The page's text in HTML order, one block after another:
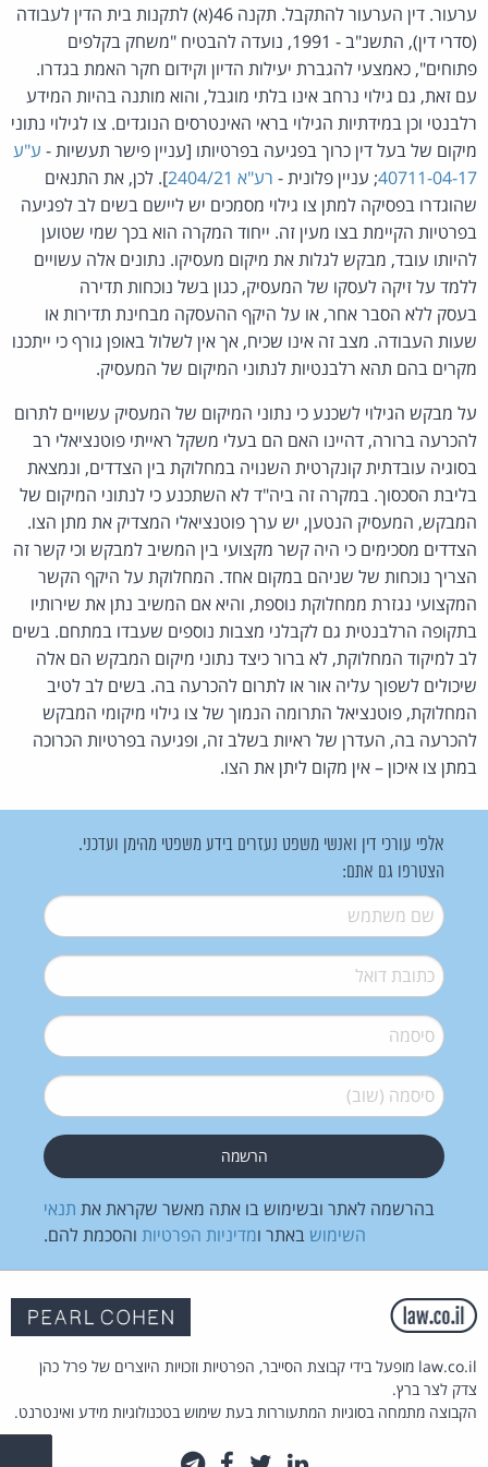
ערעור. דין הערעור להתקבל. תקנה 46(א) לתקנות בית הדין לעבודה
(סדרי דין), התשנ"ב - 1991, נועדה להבטיח "משחק בקלפים
פתוחים", כאמצעי להגברת יעילות הדיון וקידום חקר האמת בגדרו.
עם זאת, גם גילוי נרחב אינו בלתי מוגבל, והוא מותנה בהיות המידע
רלבנטי וכן במידתיות הגילוי בראי האינטרסים הנוגדים. צו לגילוי נתוני
מיקום של בעל דין כרוך בפגיעה בפרטיותו [עניין פישר תעשיות - ע"ע
40711-04-17; עניין פלונית - רע"א 2404/21
]. לכן, את התנאים
שהוגדרו בפסיקה למתן צו גילוי מסמכים יש ליישם בשים לב לפגיעה
בפרטיות הקיימת בצו מעין זה. ייחוד המקרה הוא בכך שמי שטוען
להיותו עובד, מבקש לגלות את מיקום מעסיקו. נתונים אלה עשויים
ללמד על זיקה לעסקו של המעסיק, כגון בשל נוכחות תדירה
בעסק ללא הסבר אחר, או על היקף ההעסקה מבחינת תדירות או
שעות העבודה. מצב זה אינו שכיח, אך אין לשלול באופן גורף כי ייתכנו
מקרים בהם תהא רלבנטיות לנתוני המיקום של המעסיק.
על מבקש הגילוי לשכנע כי נתוני המיקום של המעסיק עשויים לתרום
להכרעה ברורה, דהיינו האם הם בעלי משקל ראייתי פוטנציאלי רב
בסוגיה עובדתית קונקרטית השנויה במחלוקת בין הצדדים, ונמצאת
בליבת הסכסוך. במקרה זה ביה"ד לא השתכנע כי לנתוני המיקום של
המבקש, המעסיק הנטען, יש ערך פוטנציאלי המצדיק את מתן הצו.
הצדדים מסכימים כי היה קשר מקצועי בין המשיב למבקש וכי קשר זה
הצריך נוכחות של שניהם במקום אחד. המחלוקת על היקף הקשר
המקצועי נגזרת ממחלוקת נוספת, והיא אם המשיב נתן את שירותיו
בתקופה הרלבנטית גם לקבלני מצבות נוספים שעבדו במתחם. בשים
לב למיקוד המחלוקת, לא ברור כיצד נתוני מיקום המבקש הם אלה
שיכולים לשפוך עליה אור או לתרום להכרעה בה. בשים לב לטיב
המחלוקת, פוטנציאל התרומה הנמוך של צו גילוי מיקומי המבקש
להכרעה בה, העדרן של ראיות בשלב זה, ופגיעה בפרטיות הכרוכה
במתן צו איכון – אין מקום ליתן את הצו.
אלפי עורכי דין ואנשי משפט נעזרים בידע משפטי מהימן ועדכני.
הצטרפו גם אתם:
שם משתמש*
דואל*
סיסמה*
סיסמה (שוב)*
בהרשמה לאתר ובשימוש בו אתה מאשר שקראת את תנאי
השימוש באתר ומדיניות הפרטיות והסכמת להם.
law.co.il מופעל בידי קבוצת הסייבר, הפרטיות וזכויות היוצרים של פרל כהן
צדק לצר ברץ.
הקבוצה מתמחה בסוגיות המתעוררות בעת שימוש בטכנולוגיות מידע ואינטרנט.